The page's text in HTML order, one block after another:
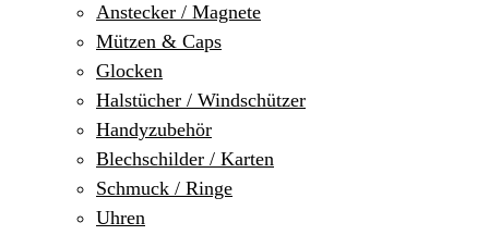
Anstecker / Magnete
Mützen & Caps
Glocken
Halstücher / Windschützer
Handyzubehör
Blechschilder / Karten
Schmuck / Ringe
Uhren